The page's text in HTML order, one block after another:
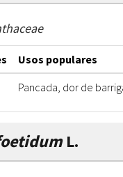
Usos populares
Pancada, dor de
L.